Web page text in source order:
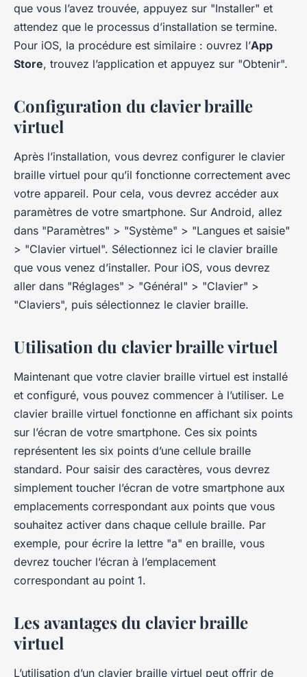
que vous l’avez trouvée, appuyez sur "Installer" et
attendez que le processus d’installation se termine.
Pour iOS, la procédure est similaire : ouvrez l’App
Store, trouvez l’application et appuyez sur "Obtenir".
Configuration du clavier braille
virtuel
Après l’installation, vous devrez configurer le clavier
braille virtuel pour qu’il fonctionne correctement avec
votre appareil. Pour cela, vous devrez accéder aux
paramètres de votre smartphone. Sur Android, allez
dans "Paramètres" > "Système" > "Langues et saisie"
> "Clavier virtuel". Sélectionnez ici le clavier braille
que vous venez d’installer. Pour iOS, vous devrez
aller dans "Réglages" > "Général" > "Clavier" >
"Claviers", puis sélectionnez le clavier braille.
Utilisation du clavier braille virtuel
Maintenant que votre clavier braille virtuel est installé
et configuré, vous pouvez commencer à l’utiliser. Le
clavier braille virtuel fonctionne en affichant six points
sur l’écran de votre smartphone. Ces six points
représentent les six points d’une cellule braille
standard. Pour saisir des caractères, vous devrez
simplement toucher l’écran de votre smartphone aux
emplacements correspondant aux points que vous
souhaitez activer dans chaque cellule braille. Par
exemple, pour écrire la lettre "a" en braille, vous
devrez toucher l’écran à l’emplacement
correspondant au point 1.
Les avantages du clavier braille
virtuel
L’utilisation d’un clavier braille virtuel peut offrir de